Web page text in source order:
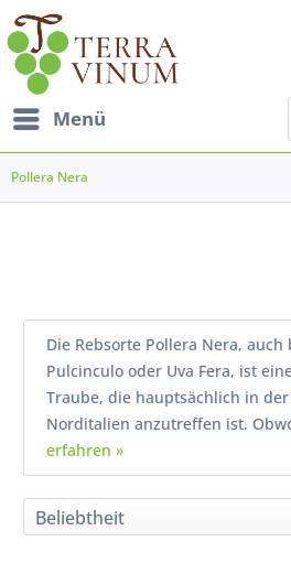
Menü
Pollera Nera
Die Rebsorte Pollera Nera, auch
Pulcinculo oder Uva Fera, ist
Traube, die hauptsächlich in
Norditalien anzutreffen ist.
erfahren »